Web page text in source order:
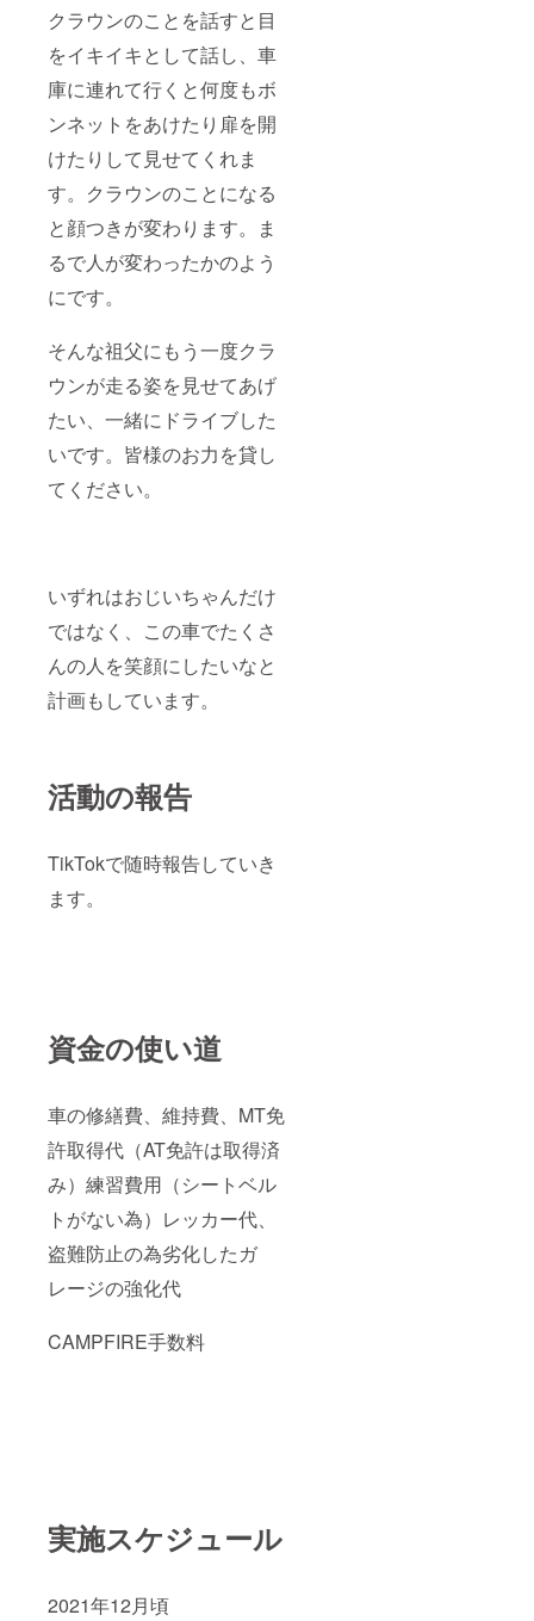
クラウンのことを話すと目
をイキイキとして話し、車
庫に連れて行くと何度もボ
ンネットをあけたり扉を開
けたりして見せてくれま
す。クラウンのことになる
と顔つきが変わります。ま
るで人が変わったかのよう
にです。
そんな祖父にもう一度クラ
ウンが走る姿を見せてあげ
たい、一緒にドライブした
いです。皆様のお力を貸し
てください。
いずれはおじいちゃんだけ
ではなく、この車でたくさ
んの人を笑顔にしたいなと
計画もしています。
活動の報告
TikTokで随時報告していき
ます。
資金の使い道
車の修繕費、維持費、MT免
許取得代（AT免許は取得済
み）練習費用（シートベル
トがない為）レッカー代、
盗難防止の為劣化したガ
レージの強化代
CAMPFIRE手数料
実施スケジュール
2021年12月頃